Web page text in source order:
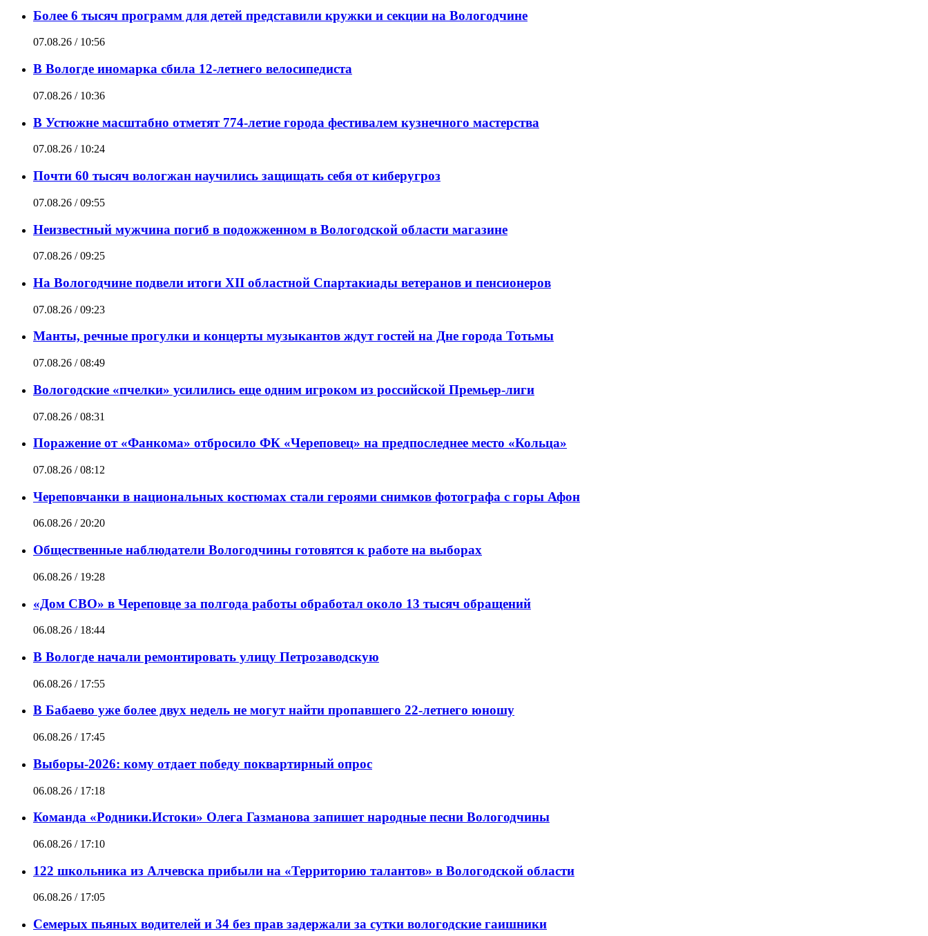
Более 6 тысяч программ для детей представили кружки и секции на Вологодчине
07.08.26 / 10:56
В Вологде иномарка сбила 12-летнего велосипедиста
07.08.26 / 10:36
В Устюжне масштабно отметят 774-летие города фестивалем кузнечного мастерства
07.08.26 / 10:24
Почти 60 тысяч вологжан научились защищать себя от киберугроз
07.08.26 / 09:55
Неизвестный мужчина погиб в подожженном в Вологодской области магазине
07.08.26 / 09:25
На Вологодчине подвели итоги XII областной Спартакиады ветеранов и пенсионеров
07.08.26 / 09:23
Манты, речные прогулки и концерты музыкантов ждут гостей на Дне города Тотьмы
07.08.26 / 08:49
Вологодские «пчелки» усилились еще одним игроком из российской Премьер-лиги
07.08.26 / 08:31
Поражение от «Фанкома» отбросило ФК «Череповец» на предпоследнее место «Кольца»
07.08.26 / 08:12
Череповчанки в национальных костюмах стали героями снимков фотографа с горы Афон
06.08.26 / 20:20
Общественные наблюдатели Вологодчины готовятся к работе на выборах
06.08.26 / 19:28
«Дом СВО» в Череповце за полгода работы обработал около 13 тысяч обращений
06.08.26 / 18:44
В Вологде начали ремонтировать улицу Петрозаводскую
06.08.26 / 17:55
В Бабаево уже более двух недель не могут найти пропавшего 22-летнего юношу
06.08.26 / 17:45
Выборы-2026: кому отдает победу поквартирный опрос
06.08.26 / 17:18
Команда «Родники.Истоки» Олега Газманова запишет народные песни Вологодчины
06.08.26 / 17:10
122 школьника из Алчевска прибыли на «Территорию талантов» в Вологодской области
06.08.26 / 17:05
Семерых пьяных водителей и 34 без прав задержали за сутки вологодские гаишники